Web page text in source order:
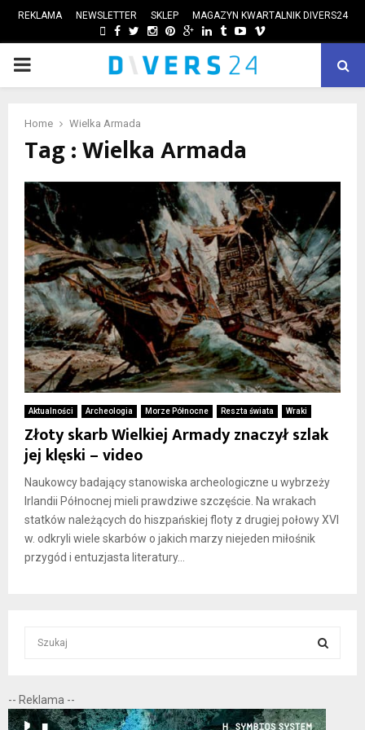
REKLAMA NEWSLETTER SKLEP MAGAZYN KWARTALNIK DIVERS24
FACEBOOK
TWITTER
INSTAGRAM
PINTEREST
GOOGLE
LINKEDIN
TUMBLRYOUTUBE
VIMEO
PRIMARY
Home Wielka Armada
Tag : Wielka Armada
Aktualności Archeologia Morze Północne Reszta świata Wraki
Złoty skarb Wielkiej Armady znaczył szlak
jej klęski – video
Naukowcy badający stanowiska archeologiczne u wybrzeży
Irlandii Północnej mieli prawdziwe szczęście. Na wrakach
statków należących do hiszpańskiej floty z drugiej połowy XVI
w. odkryli wiele skarbów o jakich marzy niejeden miłośnik
przygód i entuzjasta literatury...
c
h
E
-- Reklama --